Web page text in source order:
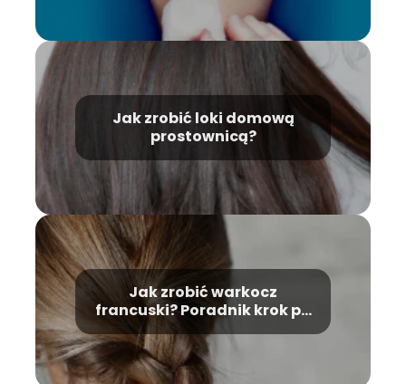
Jak zrobić loki domową
prostownicą?
Jak zrobić warkocz
francuski? Poradnik krok po
kroku